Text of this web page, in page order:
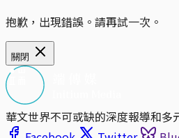
抱歉，出現錯誤。請再試一次。
關閉
華文世界不可或缺的深度報導和多